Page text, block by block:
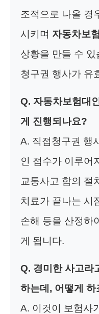
조적으로 나올 경
시키며 자동차보
상황을 만들 수
청구권 행사가 유
Q. 자동차보험대
게 진행되나요?
A. 직접청구권 행
인 접수가 이루어
교통사고 합의 절
치료가 끝나는 시
손해 등을 산정하
게 됩니다.
Q. 경미한 사고라
하는데, 어떻게 하
A. 이것이 보험사